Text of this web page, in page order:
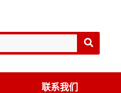
联系我们